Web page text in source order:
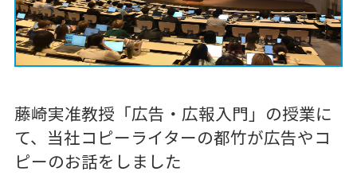
藤崎実准教授「広告・広報入門」の授業に
て、当社コピーライターの都竹が広告やコ
ピーのお話をしました